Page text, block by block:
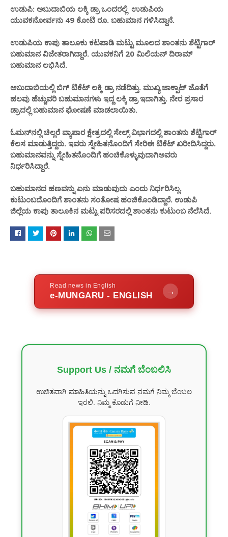
ಉಡುಪಿ: ಅಬುದಾಬಿಯ ಲಕ್ಕಿ ಡ್ರಾ ಒಂದರಲ್ಲಿ ಉಡುಪಿಯ
ಯುವಕನೋರ್ವನು 49 ಕೋಟಿ ರೂ. ಬಹುಮಾನ ಗಳಿಸಿದ್ದಾನೆ.
ಉಡುಪಿಯ ಕಾಪು ತಾಲೂಕು ಕಟಪಾಡಿ ಮಟ್ಟು ಮೂಲದ ಶಾಂತನು ಶೆಟ್ಟಿಗಾ‌ರ್
ಬಹುಮಾನ ವಿಜೇತರಾಗಿದ್ದಾರೆ. ಯುವಕನಿಗೆ 20 ಮಿಲಿಯನ್ ದಿರಾಮ್
ಬಹುಮಾನ ಲಭಿಸಿದೆ.
ಅಬುದಾಬಿಯಲ್ಲಿ ಬಿಗ್ ಟಿಕೆಟ್ ಲಕ್ಕಿ ಡ್ರಾ ನಡೆದಿತ್ತು. ಮುಖ್ಯ ಜಾಕ್ಪಾಟ್ ಜೊತೆಗೆ
ಹಲವು ಹೆಚ್ಚುವರಿ ಬಹುಮಾನಗಳು ಇದ್ದ ಲಕ್ಕಿ ಡ್ರಾ ಇದಾಗಿತ್ತು. ನೇರ ಪ್ರಸಾರ
ಡ್ರಾದಲ್ಲಿ ಬಹುಮಾನ ಘೋಷಣೆ ಮಾಡಲಾಯಿತು.
ಓಮನ್‌ನಲ್ಲಿ ಚಿಲ್ಲರೆ ವ್ಯಾಪಾರ ಕ್ಷೇತ್ರದಲ್ಲಿ ಸೇಲ್ಸ್ ವಿಭಾಗದಲ್ಲಿ ಶಾಂತನು ಶೆಟ್ಟಿಗಾರ್
ಕೆಲಸ ಮಾಡುತ್ತಿದ್ದರು. ಇವರು ಸ್ನೇಹಿತನೊಂದಿಗೆ ಸೇರಿ‌ಈ ಟಿಕೆಟ್ ಖರೀದಿಸಿದ್ದರು.
ಬಹುಮಾನವನ್ನು ಸ್ನೇಹಿತನೊಂದಿಗೆ ಹಂಚಿಕೊಳ್ಳುವುದಾಗಿ‌‌ಅವರು
ನಿರ್ಧರಿಸಿದ್ದಾರೆ.
ಬಹುಮಾನದ ಹಣವನ್ನು ಏನು ಮಾಡುವುದು ಎಂದು ನಿರ್ಧರಿಸಿಲ್ಲ.
ಕುಟುಂಬದೊಂದಿಗೆ ಶಾಂತನು ಸಂತೋಷ ಹಂಚಿಕೊಂಡಿದ್ದಾರೆ. ಉಡುಪಿ
ಜಿಲ್ಲೆಯ ಕಾಪು ತಾಲೂಕಿನ ಮಟ್ಟು ಪರಿಸರದಲ್ಲಿ ಶಾಂತನು ಕುಟುಂಬ ನೆಲೆಸಿದೆ.
Read news in English
e-MUNGARU - ENGLISH →
Support Us / ನಮಗೆ ಬೆಂಬಲಿಸಿ
ಉಚಿತವಾಗಿ ಮಾಹಿತಿಯನ್ನು ಒದಗಿಸುವ ನಮಗೆ ನಿಮ್ಮ ಬೆಂಬಲ
ಇರಲಿ. ನಿಮ್ಮ ಕೊಡುಗೆ ನೀಡಿ.